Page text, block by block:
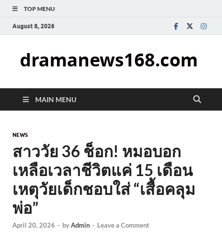
TOP MENU
August 8, 2026
dramanews168.com
MAIN MENU
NEWS
สาววัย 36 ช็อก! หมอบอก
เหลือเวลาชีวิตแค่ 15 เดือน
เหตุวัยเด็กชอบใส่ “เสื้อคลุม
พ่อ”
April 20, 2026 - byAdmin - Leave a Comment